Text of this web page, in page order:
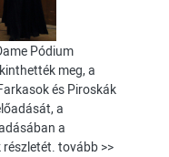
Pódium
meg, a
és Piroskák
a
a
tovább >>